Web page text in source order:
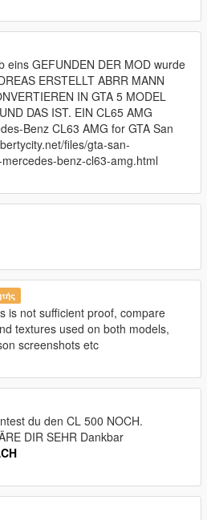
eins GEFUNDEN DER MOD wurde
ERSTELLT ABRR MANN
IN GTA 5 MODEL
DAS IST. EIN CL65 AMG
Benz CL63 AMG for GTA San
files/gta-san-
benz-cl63-amg.html
is not sufficient proof, compare
textures used on both models,
screenshots etc
du den CL 500 NOCH.
DIR SEHR Dankbar